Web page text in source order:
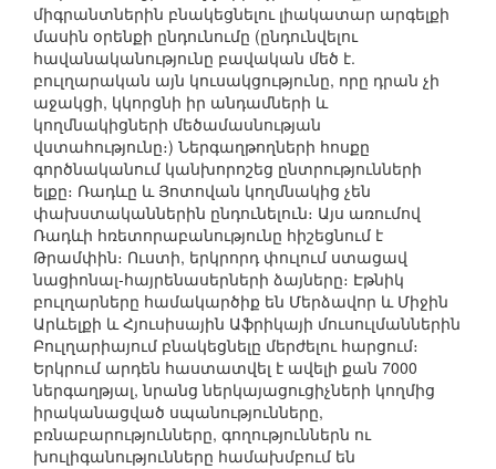
միգրանտներին բնակեցնելու լիակատար արգելքի
մասին օրենքի ընդունումը (ընդունվելու
հավանականությունը բավական մեծ է.
բուլղարական այն կուսակցությունը, որը դրան չի
աջակցի, կկորցնի իր անդամների և
կողմնակիցների մեծամասնության
վստահությունը։) Ներգաղթողների հոսքը
գործնականում կանխորոշեց ընտրությունների
ելքը։ Ռադևը և Յոտովան կողմնակից չեն
փախստականներին ընդունելուն։ Այս առումով
Ռադևի հռետորաբանությունը հիշեցնում է
Թրամփին։ Ուստի, երկրորդ փուլում ստացավ
նացիոնալ-հայրենասերների ձայները։ Էթնիկ
բուլղարները համակարծիք են Մերձավոր և Միջին
Արևելքի և Հյուսիսային Աֆրիկայի մուսուլմաններին
Բուլղարիայում բնակեցնելը մերժելու հարցում։
Երկրում արդեն հաստատվել է ավելի քան 7000
ներգաղթյալ, նրանց ներկայացուցիչների կողմից
իրականացված սպանությունները,
բռնաբարությունները, գողություններն ու
խուլիգանությունները համախմբում են